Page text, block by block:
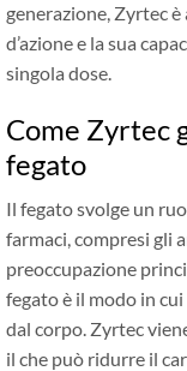
generazione, Zyrtec
d’azione e la sua
singola dose.
Come Zyrtec
fegato
Il fegato svolge un
farmaci, compresi gli
preoccupazione
fegato è il modo in
dal corpo. Zyrtec
il che può ridurre il